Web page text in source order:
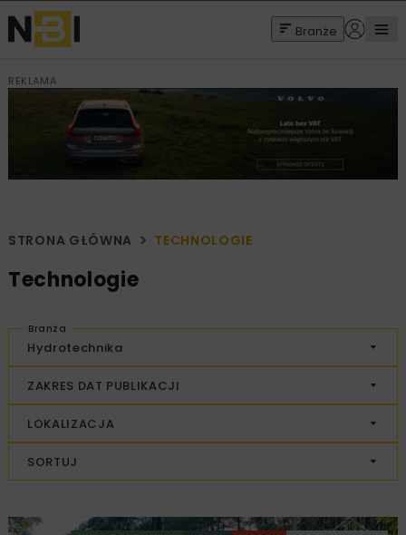
Branże
REKLAMA
STRONA GŁÓWNA TECHNOLOGIE
Technologie
Hydrotechnika
Branża
ZAKRES DAT PUBLIKACJI
LOKALIZACJA
SORTUJ